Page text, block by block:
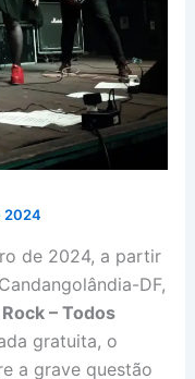
2024
de 2024, a partir
DF,
– Todos
gratuita, o
a grave questão